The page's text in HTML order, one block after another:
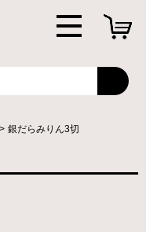
銀だらみりん3切